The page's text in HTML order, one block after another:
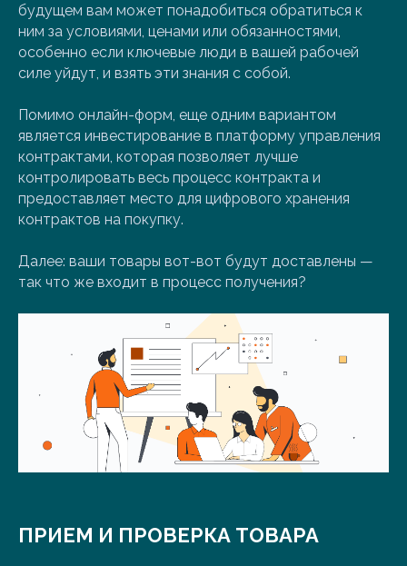
будущем вам может понадобиться обратиться к
ним за условиями, ценами или обязанностями,
особенно если ключевые люди в вашей рабочей
силе уйдут, и взять эти знания с собой.
Помимо онлайн-форм, еще одним вариантом
является инвестирование в платформу управления
контрактами, которая позволяет лучше
контролировать весь процесс контракта и
предоставляет место для цифрового хранения
контрактов на покупку.
Далее: ваши товары вот-вот будут доставлены —
так что же входит в процесс получения?
ПРИЕМ И ПРОВЕРКА ТОВАРА